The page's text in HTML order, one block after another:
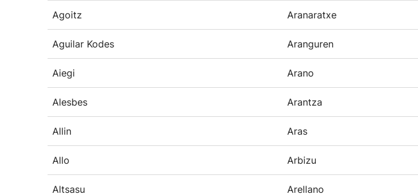
Agoitz Aranaratxe
Aguilar Kodes Aranguren
Aiegi Arano
Alesbes Arantza
Allin Aras
Allo Arbizu
Altsasu Arellano